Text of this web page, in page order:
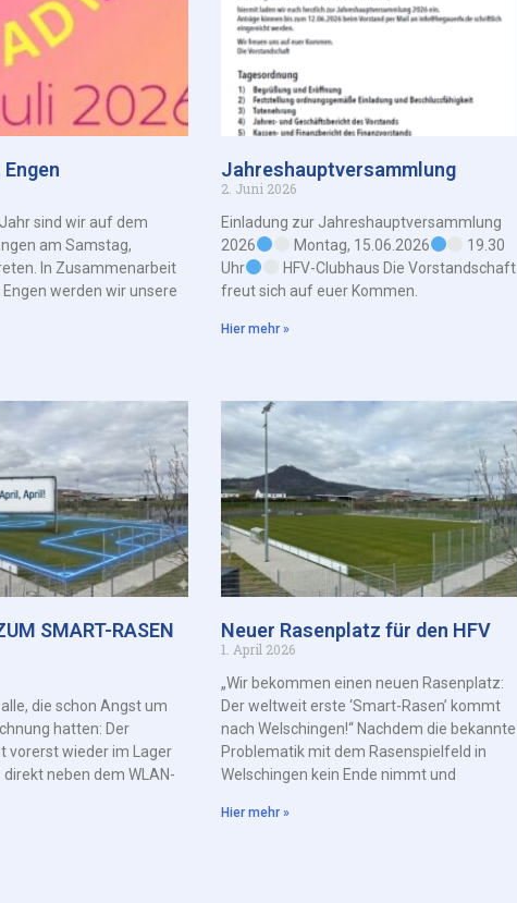
sind wir auf dem
am Samstag,
In Zusammenarbeit
werden wir unsere
Jahreshauptversammlung
2. Juni 2026
Einladung zur Jahreshauptversammlung
2026
Montag, 15.06.2026
19.30
Uhr
HFV-Clubhaus Die Vorstandschaft
freut sich auf euer Kommen.
Hier mehr »
SMART-RASEN
die schon Angst um
hatten: Der
vorerst wieder im Lager
neben dem WLAN-
Neuer Rasenplatz für den HFV
1. April 2026
„Wir bekommen einen neuen Rasenplatz:
Der weltweit erste ‘Smart-Rasen’ kommt
nach Welschingen!“ Nachdem die bekannte
Problematik mit dem Rasenspielfeld in
Welschingen kein Ende nimmt und
Hier mehr »